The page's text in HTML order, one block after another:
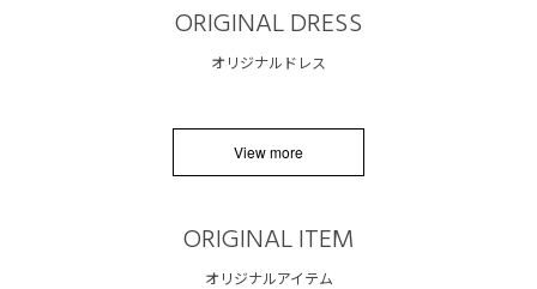
ORIGINAL DRESS
オリジナルドレス
View more
ORIGINAL ITEM
オリジナルアイテム